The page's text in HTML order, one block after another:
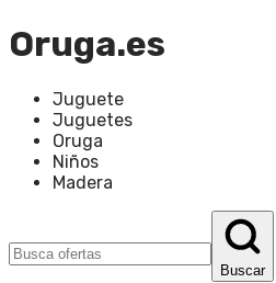
Oruga.es
Juguete
Juguetes
Oruga
Niños
Madera
Buscar